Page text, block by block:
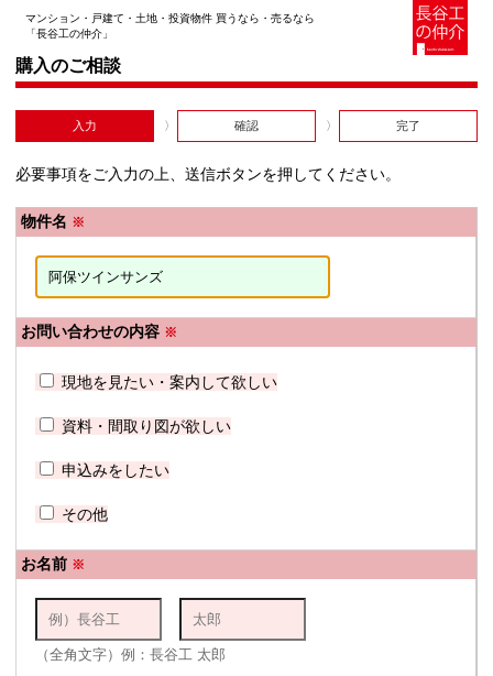
マンション・戸建て・土地・投資物件 買うなら・売るなら
「長谷工の仲介」
購入のご相談
入力 確認 完了
必要事項をご入力の上、送信ボタンを押してください。
物件名 ※
お問い合わせの内容 ※
現地を見たい・案内して欲しい
資料・間取り図が欲しい
申込みをしたい
その他
お名前 ※
（全角文字）例：長谷工 太郎